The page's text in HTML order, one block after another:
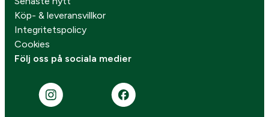
Köp- & leveransvillkor
Integritetspolicy
Cookies
Följ oss på sociala medier